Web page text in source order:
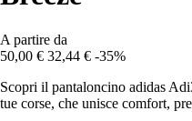
A partire da
50,00 € 32,44 € -35%
Scopri il pantaloncino adidas
tue corse, che unisce comfort,